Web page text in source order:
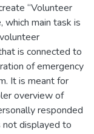
“Volunteer
which main task is
is connected to
of emergency
It is meant for
overview of
responded
not displayed to